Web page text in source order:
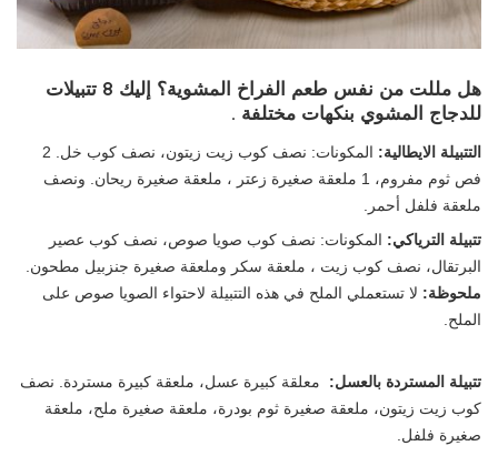
هل مللت من نفس طعم الفراخ المشوية؟ إليك 8 تتبيلات
للدجاج المشوي بنكهات مختلفة .
التتبيلة الايطالية:
المكونات: نصف كوب زيت زيتون، نصف كوب خل. 2
فص ثوم مفروم، 1 ملعقة صغيرة زعتر ، ملعقة صغيرة ريحان. ونصف
ملعقة فلفل أحمر.
تتبيلة الترياكي: المكونات: نصف كوب صويا صوص، نصف كوب عصير
البرتقال، نصف كوب زيت ، ملعقة سكر وملعقة صغيرة جنزبيل مطحون.
ملحوظة: لا تستعملي الملح في هذه التتبيلة لاحتواء الصويا صوص على
الملح.
تتبيلة المستردة بالعسل: معلقة كبيرة عسل، ملعقة كبيرة مستردة. نصف
كوب زيت زيتون، ملعقة صغيرة ثوم بودرة، ملعقة صغيرة ملح، ملعقة
صغيرة فلفل.